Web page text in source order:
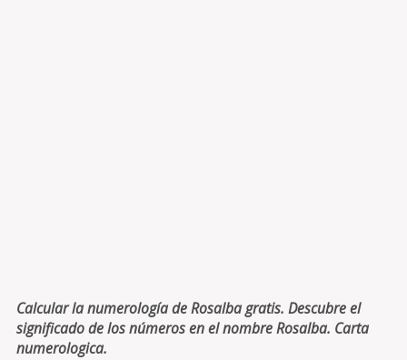
Calcular la numerología de Rosalba gratis. Descubre el
significado de los números en el nombre Rosalba. Carta
numerologica.